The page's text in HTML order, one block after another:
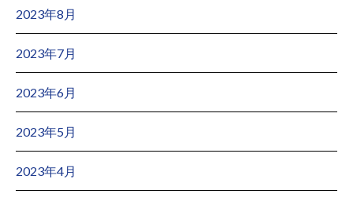
2023年8月
2023年7月
2023年6月
2023年5月
2023年4月